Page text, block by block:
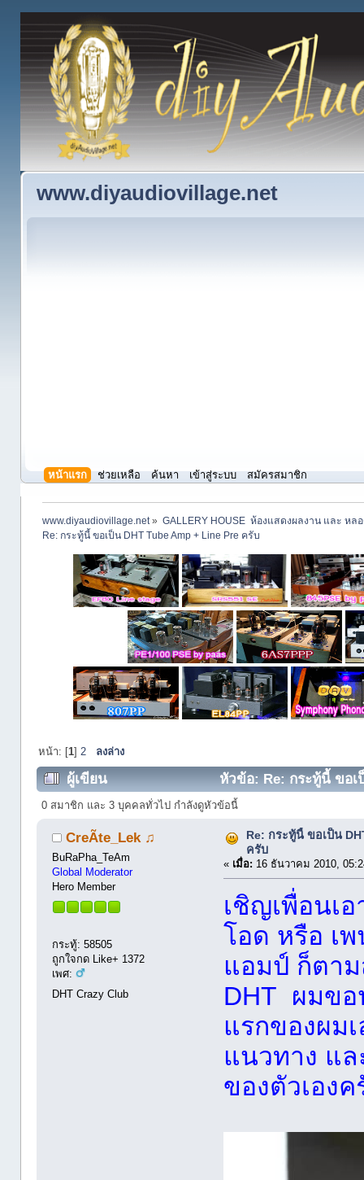
www.diyaudiovillage.net
หน้าแรก ช่วยเหลือ ค้นหา เข้าสู่ระบบ สมัครสมาชิก
www.diyaudiovillage.net» GALLERY HOUSE  ห้องแสดงผลงาน และ หล
Re: กระทู้นี้ ขอเป็น DHT Tube Amp + Line Pre ครับ
หน้า: [1]2 ลงล่าง
ผู้เขียน หัวข้อ: Re: กระทู้นี้ ขอเ
0 สมาชิก และ 3 บุคคลทั่วไป กำลังดูหัวข้อนี้
CreÃte_Lek ♫
BuRaPha_TeAm
Global Moderator
Hero Member
กระทู้: 58505
ถูกใจกด Like+ 1372
เพศ:
DHT Crazy Club
Re: กระทู้นี้ ขอเป็น
ครับ
« เมื่อ: 16 ธันวาคม 2010,
เชิญเพื่อนเ
โอด หรือ เ
แอมป์ ก็ตา
DHT ผมขอ
แรกของผม
แนวทาง แ
ของตัวเองค